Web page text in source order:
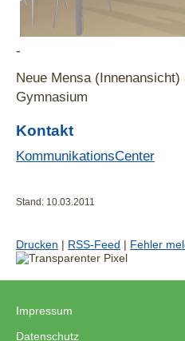
-
Neue Mensa
Gymnasium
Kontakt
KommunikationsCenter
Stand: 10.03.2011
Drucken | RSS-Feed | Fehler
Impressum
Datenschutz